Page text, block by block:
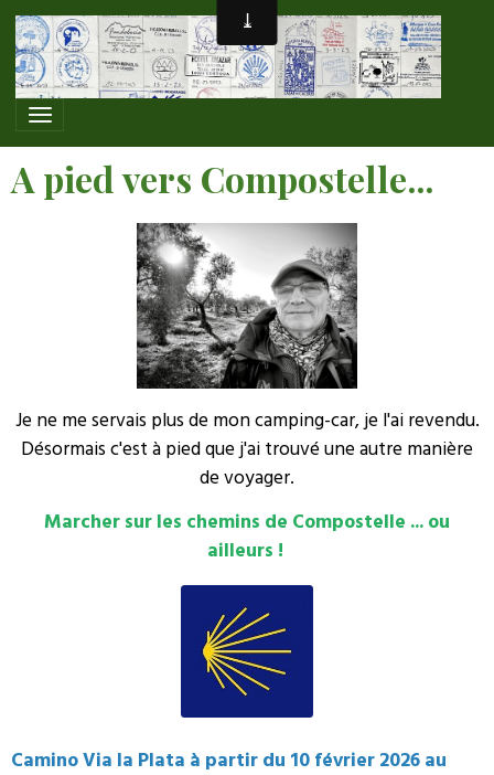
A pied vers Compostelle...
Je ne me servais plus de mon camping-car, je l'ai revendu.
Désormais c'est à pied que j'ai trouvé une autre manière
de voyager.
Marcher sur les chemins de Compostelle ... ou
ailleurs !
Camino Via la Plata à partir du 10 février 2026 au